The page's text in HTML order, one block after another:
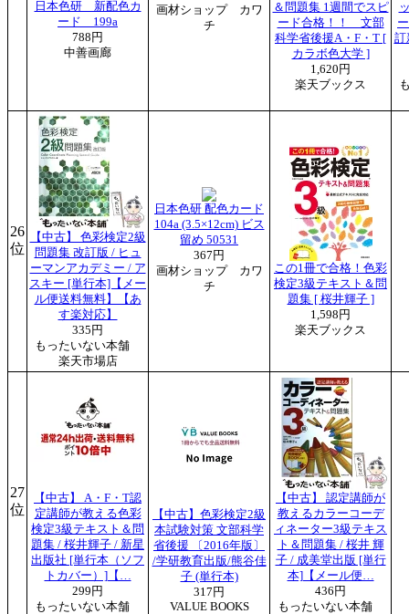
日本色研 新配色カ
ード 199a
788円
中善画廊
画材ショップ カワ
チ
＆問題集 1週間でスピ
ード合格！！ 文部
科学省後援A・F・T [
カラボ色大学 ]
1,620円
楽天ブックス
訂
26
位
【中古】 色彩検定2級
問題集 改訂版 / ヒュ
ーマンアカデミー / ア
スキー [単行本]【メー
ル便送料無料】【あ
す楽対応】
335円
もったいない本舗
楽天市場店
日本色研 配色カード
104a (3.5×12cm) ビス
留め 50531
367円
画材ショップ カワ
チ
この1冊で合格！色彩
検定3級テキスト＆問
題集 [ 桜井輝子 ]
1,598円
楽天ブックス
27
位
【中古】 A・F・T認
定講師が教える色彩
検定3級テキスト＆問
題集 / 桜井輝子 / 新星
出版社 [単行本（ソフ
トカバー）]【…
299円
もったいない本舗
【中古】色彩検定2級
本試験対策 文部科学
省後援 〔2016年版〕
/学研教育出版/熊谷佳
子 (単行本)
317円
VALUE BOOKS
【中古】 認定講師が
教えるカラーコーデ
ィネーター3級テキス
ト＆問題集 / 桜井 輝
子 / 成美堂出版 [単行
本]【メール便…
436円
もったいない本舗